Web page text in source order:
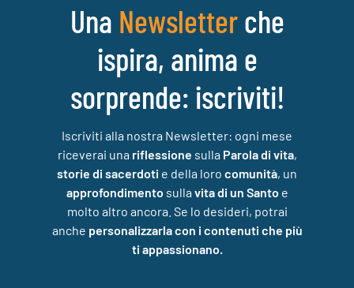
Una Newsletterche
ispira, anima e
sorprende: iscriviti!
Iscriviti alla nostra Newsletter: ogni mese
riceverai una riflessione sulla Parola di vita,
storie di sacerdoti e della loro comunità, un
approfondimento sulla vita di un Santo e
molto altro ancora. Se lo desideri, potrai
anche personalizzarla con i contenuti che più
ti appassionano.